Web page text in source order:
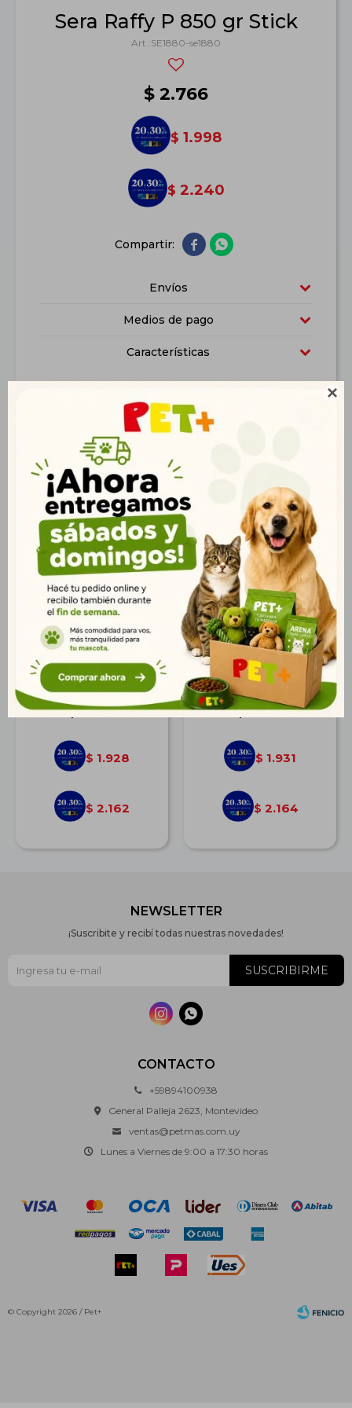

Sera Raffy P 850 gr Stick
SE1880-se1880
$ 2.766
$ 1.998
$ 2.240
 
Envíos
Medios de pago
Características
Productos que te pueden interesar
Virbac Cat Urology
Dissolution &
Prevention 3kg
$ 2.669
$ 1.928
$ 2.162
Equilibrio Gato
Cachorro 7,5kg |
Crecimiento Saludable
$ 2.672
$ 1.931
$ 2.164
CONTACTO
+59894100938
General Palleja 2623, Montevideo
ventas@petmas.com.uy
Lunes a Viernes de 9:00 a 17:30 horas
NEWSLETTER
¡Suscribite y recibí todas nuestras novedades!
SUSCRIBIRME
 
© Copyright 2026 / Pet+